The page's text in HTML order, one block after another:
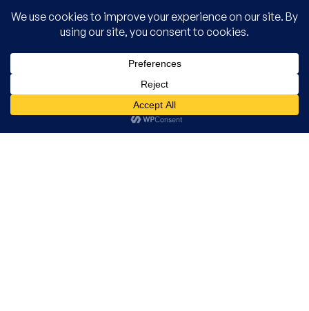
Einfache Zahlung
Lieferung oder Abholung